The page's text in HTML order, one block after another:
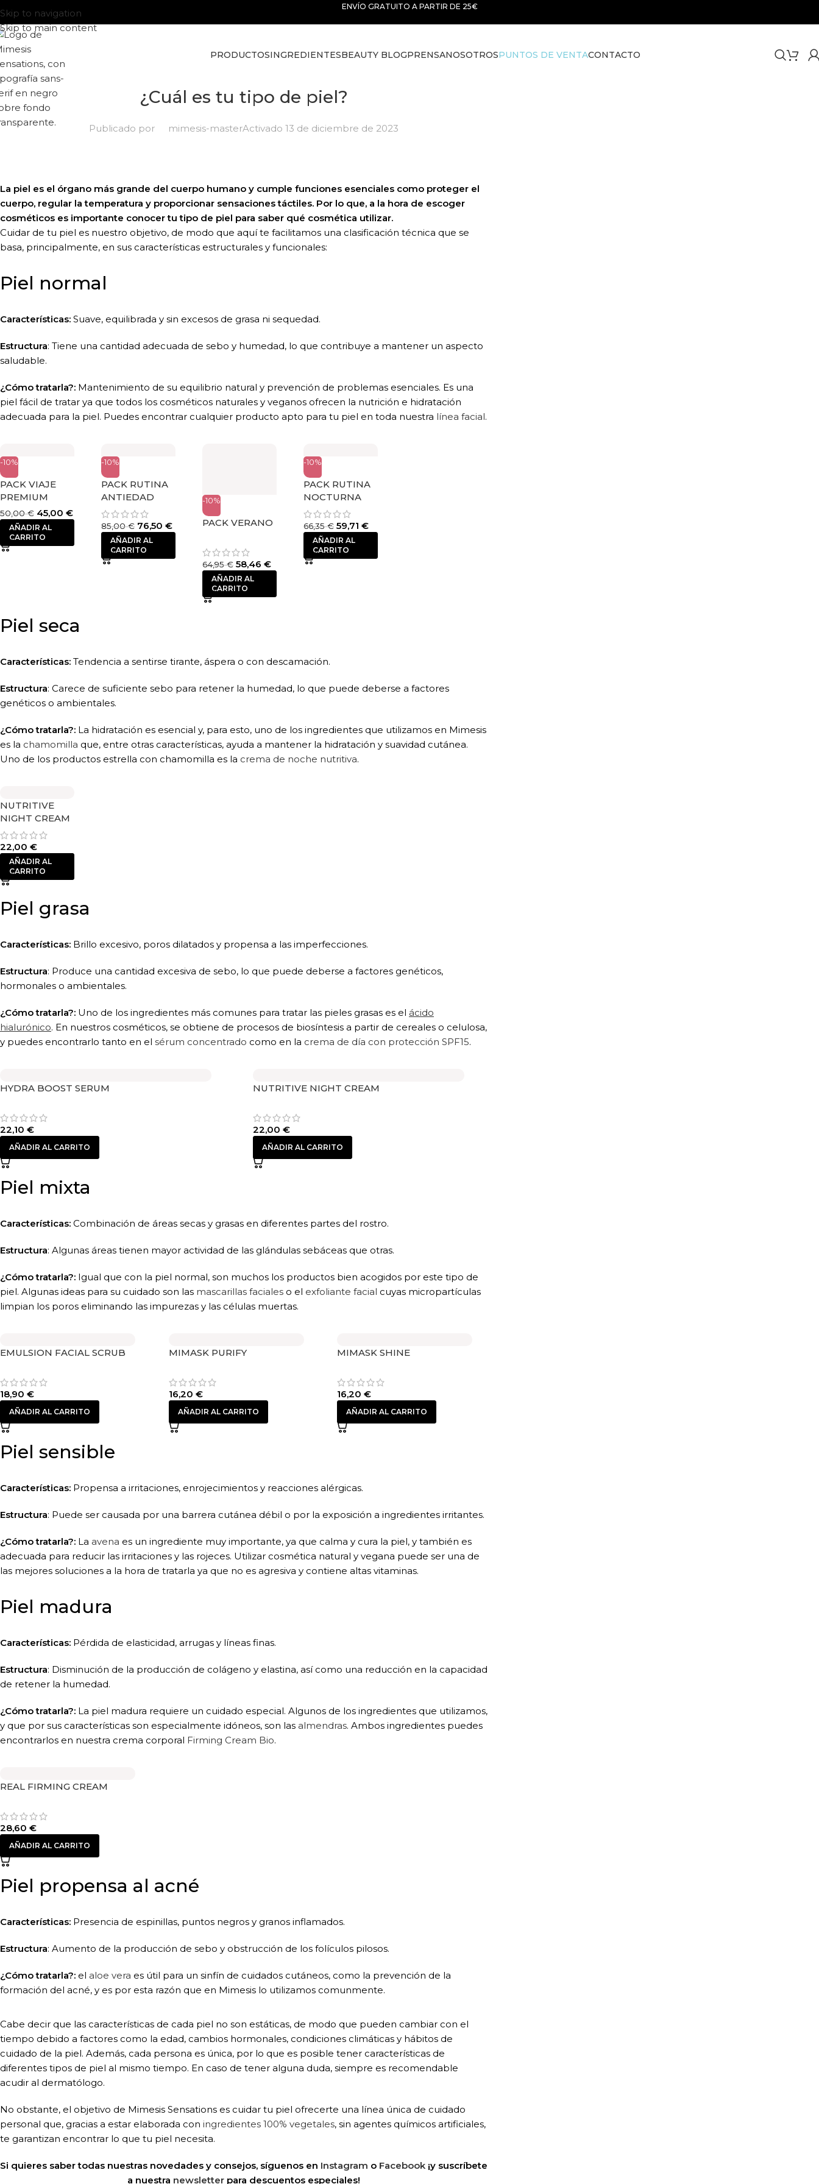
Skip to navigation
Skip to main content
ENVÍO GRATUITO A PARTIR DE 25€
PRODUCTOSINGREDIENTESBEAUTY BLOGPRENSANOSOTROSPUNTOS DE VENTACONTACTO
¿Cuál es tu tipo de piel?
Publicado por mimesis-masterActivado 13 de diciembre de 2023
La piel es el órgano más grande del cuerpo humano y cumple funciones esenciales como proteger el
cuerpo, regular la temperatura y proporcionar sensaciones táctiles. Por lo que, a la hora de escoger
cosméticos es importante conocer tu tipo de piel para saber qué cosmética utilizar.
Cuidar de tu piel es nuestro objetivo, de modo que aquí te facilitamos una clasificación técnica que se
basa, principalmente, en sus características estructurales y funcionales:
Piel normal
Características: Suave, equilibrada y sin excesos de grasa ni sequedad.
Estructura: Tiene una cantidad adecuada de sebo y humedad, lo que contribuye a mantener un aspecto
saludable.
¿Cómo tratarla?: Mantenimiento de su equilibrio natural y prevención de problemas esenciales. Es una
piel fácil de tratar ya que todos los cosméticos naturales y veganos ofrecen la nutrición e hidratación
adecuada para la piel. Puedes encontrar cualquier producto apto para tu piel en toda nuestra línea facial.
-10%
PACK VIAJE
PREMIUM
50,00€ 45,00 €
AÑADIR AL
CARRITO
-10%
PACK RUTINA
ANTIEDAD
85,00€ 76,50 €
AÑADIR AL
CARRITO
-10%
PACK VERANO
64,95€ 58,46 €
AÑADIR AL
CARRITO
-10%
PACK RUTINA
NOCTURNA
66,35€ 59,71 €
AÑADIR AL
CARRITO
Piel seca
Características: Tendencia a sentirse tirante, áspera o con descamación.
Estructura: Carece de suficiente sebo para retener la humedad, lo que puede deberse a factores
genéticos o ambientales.
¿Cómo tratarla?: La hidratación es esencial y, para esto, uno de los ingredientes que utilizamos en Mimesis
es la chamomilla que, entre otras características, ayuda a mantener la hidratación y suavidad cutánea.
Uno de los productos estrella con chamomilla es la crema de noche nutritiva.
NUTRITIVE
NIGHT CREAM
22,00 €
AÑADIR AL
CARRITO
Piel grasa
Características: Brillo excesivo, poros dilatados y propensa a las imperfecciones.
Estructura: Produce una cantidad excesiva de sebo, lo que puede deberse a factores genéticos,
hormonales o ambientales.
¿Cómo tratarla?: Uno de los ingredientes más comunes para tratar las pieles grasas es el ácido
hialurónico. En nuestros cosméticos, se obtiene de procesos de biosíntesis a partir de cereales o celulosa,
y puedes encontrarlo tanto en el sérum concentrado como en la crema de día con protección SPF15.
HYDRA BOOST SERUM
22,10 €
AÑADIR AL CARRITO
NUTRITIVE NIGHT CREAM
22,00 €
AÑADIR AL CARRITO
Piel mixta
Características: Combinación de áreas secas y grasas en diferentes partes del rostro.
Estructura: Algunas áreas tienen mayor actividad de las glándulas sebáceas que otras.
¿Cómo tratarla?: Igual que con la piel normal, son muchos los productos bien acogidos por este tipo de
piel. Algunas ideas para su cuidado son las mascarillas faciales o el exfoliante facial cuyas micropartículas
limpian los poros eliminando las impurezas y las células muertas.
EMULSION FACIAL SCRUB
18,90 €
AÑADIR AL CARRITO
MIMASK PURIFY
16,20 €
AÑADIR AL CARRITO
MIMASK SHINE
16,20€
AÑADIR AL CARRITO
Piel sensible
Características: Propensa a irritaciones, enrojecimientos y reacciones alérgicas.
Estructura: Puede ser causada por una barrera cutánea débil o por la exposición a ingredientes irritantes.
¿Cómo tratarla?: La avena es un ingrediente muy importante, ya que calma y cura la piel, y también es
adecuada para reducir las irritaciones y las rojeces. Utilizar cosmética natural y vegana puede ser una de
las mejores soluciones a la hora de tratarla ya que no es agresiva y contiene altas vitaminas.
Piel madura
Características: Pérdida de elasticidad, arrugas y líneas finas.
Estructura: Disminución de la producción de colágeno y elastina, así como una reducción en la capacidad
de retener la humedad.
¿Cómo tratarla?: La piel madura requiere un cuidado especial. Algunos de los ingredientes que utilizamos,
y que por sus características son especialmente idóneos, son las almendras. Ambos ingredientes puedes
encontrarlos en nuestra crema corporal Firming Cream Bio.
REAL FIRMING CREAM
28,60 €
AÑADIR AL CARRITO
Piel propensa al acné
Características: Presencia de espinillas, puntos negros y granos inflamados.
Estructura: Aumento de la producción de sebo y obstrucción de los folículos pilosos.
¿Cómo tratarla?: el aloe vera es útil para un sinfín de cuidados cutáneos, como la prevención de la
formación del acné, y es por esta razón que en Mimesis lo utilizamos comunmente.
Cabe decir que las características de cada piel no son estáticas, de modo que pueden cambiar con el
tiempo debido a factores como la edad, cambios hormonales, condiciones climáticas y hábitos de
cuidado de la piel. Además, cada persona es única, por lo que es posible tener características de
diferentes tipos de piel al mismo tiempo. En caso de tener alguna duda, siempre es recomendable
acudir al dermatólogo.
No obstante, el objetivo de Mimesis Sensations es cuidar tu piel ofrecerte una línea única de cuidado
personal que, gracias a estar elaborada con ingredientes 100% vegetales, sin agentes químicos artificiales,
te garantizan encontrar lo que tu piel necesita.
Si quieres saber todas nuestras novedades y consejos, síguenos en Instagram o Facebook ¡y suscríbete
a nuestra newsletter para descuentos especiales!